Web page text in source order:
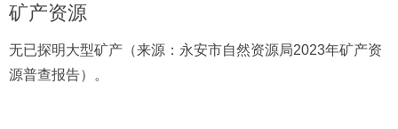
矿产资源
无已探明大型矿产（来源：永安市自然资源局2023年矿产资
源普查报告）。